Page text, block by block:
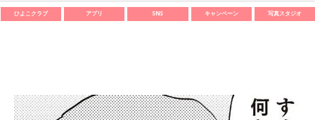
ひよこクラブ アプリ SNS キャンペーン 写真スタジオ